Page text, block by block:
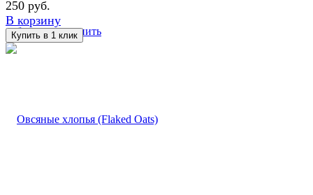
избранное сравнить
250 руб.
В корзину